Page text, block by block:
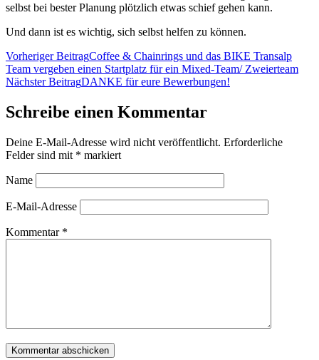
selbst bei bester Planung plötzlich etwas schief gehen kann.
Und dann ist es wichtig, sich selbst helfen zu können.
Vorheriger BeitragCoffee & Chainrings und das BIKE Transalp
Team vergeben einen Startplatz für ein Mixed-Team/ Zweierteam
Nächster BeitragDANKE für eure Bewerbungen!
Schreibe einen Kommentar
Deine E-Mail-Adresse wird nicht veröffentlicht. Erforderliche
Felder sind mit * markiert
Name
E-Mail-Adresse
Kommentar *